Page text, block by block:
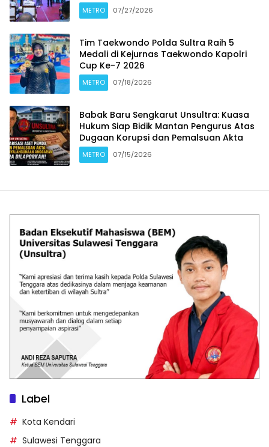
METRO 07/27/2026
Tim Taekwondo Polda Sultra Raih 5
Medali di Kejurnas Taekwondo Kapolri
Cup Ke-7 2026
METRO 07/18/2026
Babak Baru Sengkarut Unsultra: Kuasa
Hukum Siap Bidik Mantan Pengurus Atas
Dugaan Korupsi dan Pemalsuan Akta
METRO 07/15/2026
Label
Kota Kendari
Sulawesi Tenggara